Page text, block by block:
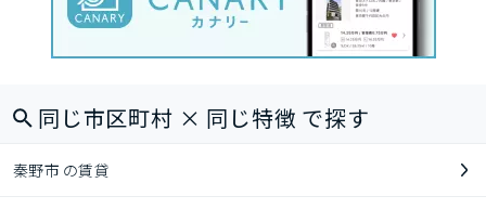
同じ市区町村 × 同じ特徴 で探す
秦野市 の賃貸